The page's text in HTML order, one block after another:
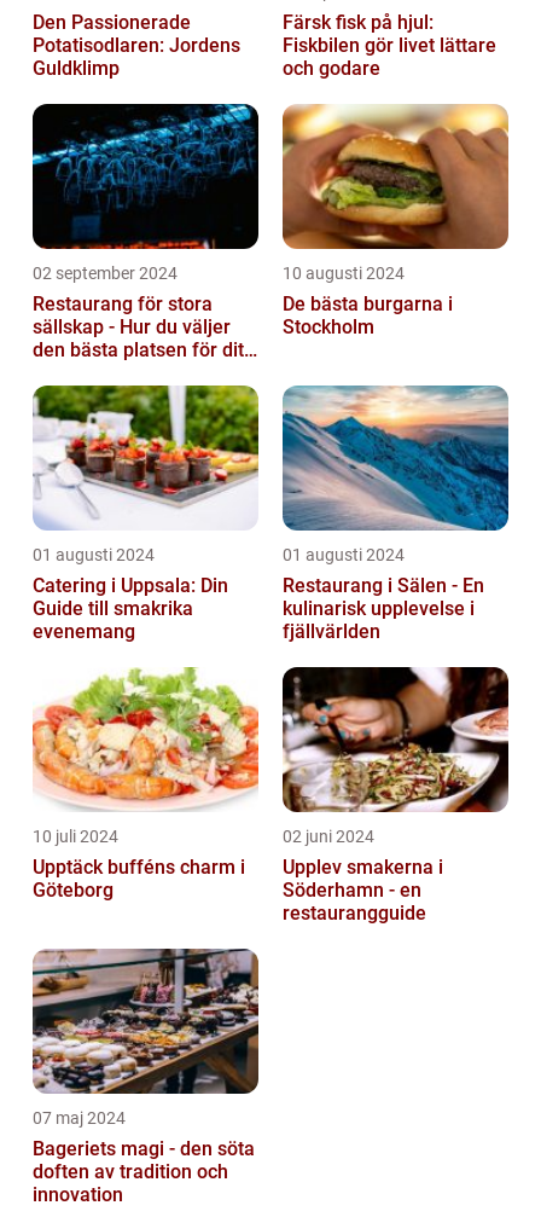
Den Passionerade
Potatisodlaren: Jordens
Guldklimp
Färsk fisk på hjul:
Fiskbilen gör livet lättare
och godare
02 september 2024
Restaurang för stora
sällskap - Hur du väljer
den bästa platsen för ditt
10 augusti 2024
De bästa burgarna i
Stockholm
01 augusti 2024
Catering i Uppsala: Din
Guide till smakrika
evenemang
01 augusti 2024
Restaurang i Sälen - En
kulinarisk upplevelse i
fjällvärlden
10 juli 2024
Upptäck bufféns charm i
Göteborg
02 juni 2024
Upplev smakerna i
Söderhamn - en
restaurangguide
07 maj 2024
Bageriets magi - den söta
doften av tradition och
innovation